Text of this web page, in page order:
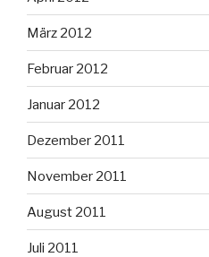
März 2012
Februar 2012
Januar 2012
Dezember 2011
November 2011
August 2011
Juli 2011